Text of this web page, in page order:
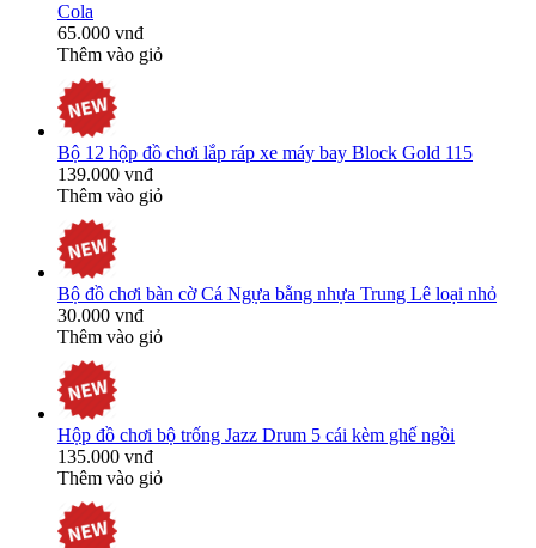
Cola
65.000 vnđ
Thêm vào giỏ
Bộ 12 hộp đồ chơi lắp ráp xe máy bay Block Gold 115
139.000 vnđ
Thêm vào giỏ
Bộ đồ chơi bàn cờ Cá Ngựa bằng nhựa Trung Lê loại nhỏ
30.000 vnđ
Thêm vào giỏ
Hộp đồ chơi bộ trống Jazz Drum 5 cái kèm ghế ngồi
135.000 vnđ
Thêm vào giỏ